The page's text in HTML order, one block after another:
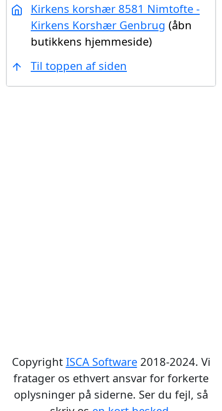
Kirkens korshær 8581 Nimtofte -
Kirkens Korshær Genbrug (åbn
butikkens hjemmeside)
Til toppen af siden
Copyright ISCA Software2018-2024. Vi
fratager os ethvert ansvar for forkerte
oplysninger på siderne. Ser du fejl, så